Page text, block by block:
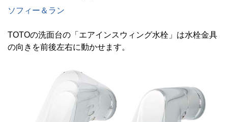
ソフィー＆ラン
TOTOの洗面台の「エアインスウィング水栓」は水栓金具
の向きを前後左右に動かせます。